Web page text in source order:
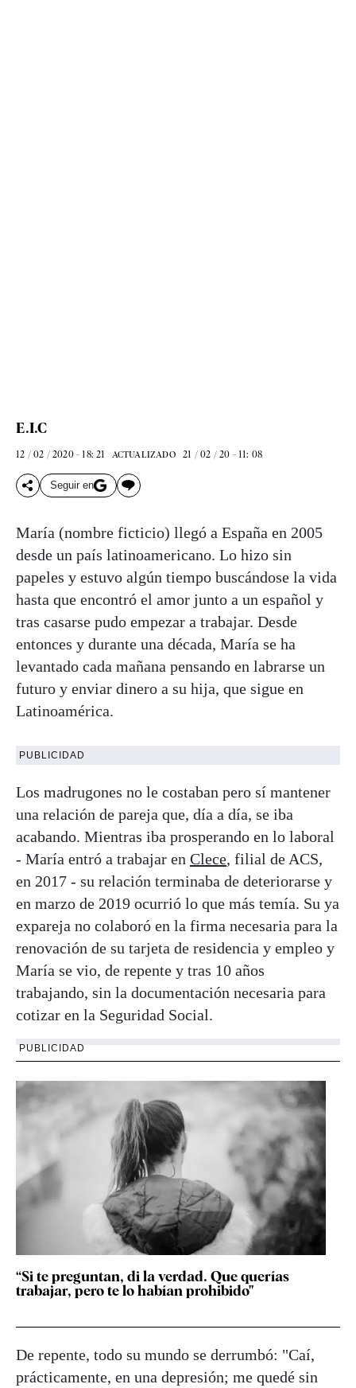
E.I.C
12 / 02 / 2020 - 18: 21 ACTUALIZADO 21 / 02 / 20 - 11: 08
Seguir en
María (nombre ficticio) llegó a España en 2005
desde un país latinoamericano. Lo hizo sin
papeles y estuvo algún tiempo buscándose la vida
hasta que encontró el amor junto a un español y
tras casarse pudo empezar a trabajar. Desde
entonces y durante una década, María se ha
levantado cada mañana pensando en labrarse un
futuro y enviar dinero a su hija, que sigue en
Latinoamérica.
PUBLICIDAD
Los madrugones no le costaban pero sí mantener
una relación de pareja que, día a día, se iba
acabando. Mientras iba prosperando en lo laboral
- María entró a trabajar en Clece, filial de ACS,
en 2017 - su relación terminaba de deteriorarse y
en marzo de 2019 ocurrió lo que más temía. Su ya
expareja no colaboró en la firma necesaria para la
renovación de su tarjeta de residencia y empleo y
María se vio, de repente y tras 10 años
trabajando, sin la documentación necesaria para
cotizar en la Seguridad Social.
PUBLICIDAD
“Si te preguntan, di la verdad. Que querías
trabajar, pero te lo habían prohibido"
De repente, todo su mundo se derrumbó: "Caí,
prácticamente, en una depresión; me quedé sin